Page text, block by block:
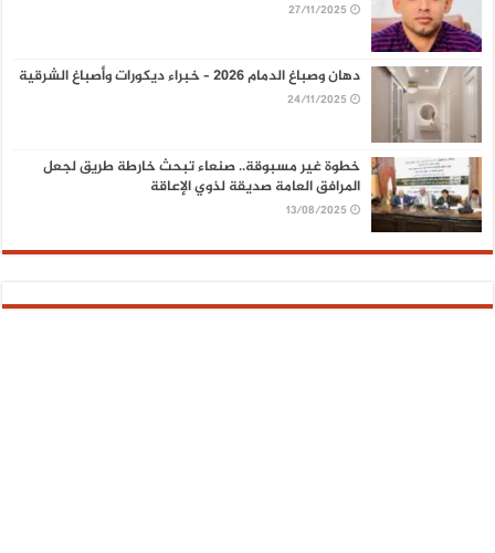
27/11/2025
دهان وصباغ الدمام 2026 – خبراء ديكورات وأصباغ الشرقية
24/11/2025
خطوة غير مسبوقة.. صنعاء تبحث خارطة طريق لجعل
المرافق العامة صديقة لذوي الإعاقة
13/08/2025